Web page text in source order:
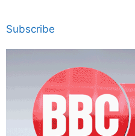
Subscribe